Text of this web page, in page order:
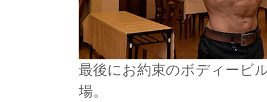
最後にお約束のボディービ
場。